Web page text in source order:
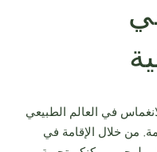
في العالم الطبيعي
من خلال الإقامة في